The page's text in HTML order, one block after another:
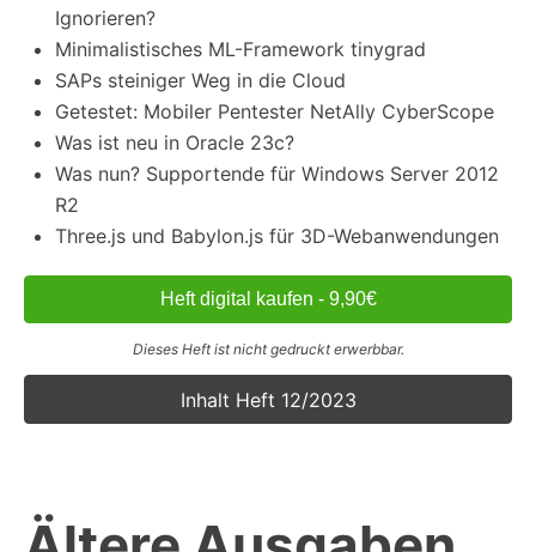
Ignorieren?
Minimalistisches ML-Framework tinygrad
SAPs steiniger Weg in die Cloud
Getestet: Mobiler Pentester NetAlly CyberScope
Was ist neu in Oracle 23c?
Was nun? Supportende für Windows Server 2012
R2
Three.js und Babylon.js für 3D-Webanwendungen
Heft digital kaufen - 9,90€
Dieses Heft ist nicht gedruckt erwerbbar.
Inhalt Heft 12/2023